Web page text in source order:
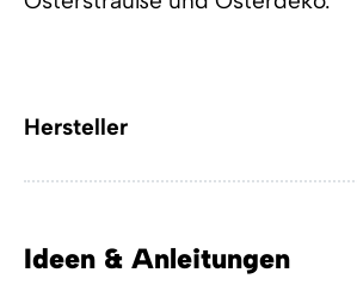
Hersteller
Ideen & Anleitungen